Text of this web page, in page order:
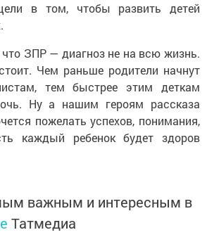
в том, чтобы развить детей
что ЗПР — диагноз не на всю жизнь.
Чем раньше родители начнут
тем быстрее этим деткам
Ну а нашим героям рассказа
пожелать успехов, понимания,
каждый ребенок будет здоров
важным и интересным в
Татмедиа